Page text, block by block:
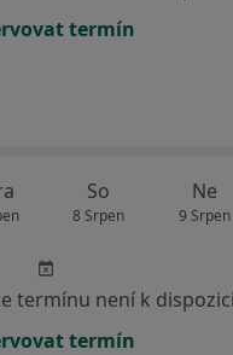
termín
So
8 Srpen
Ne
9 Srpen
termínu není k dispozici
termín